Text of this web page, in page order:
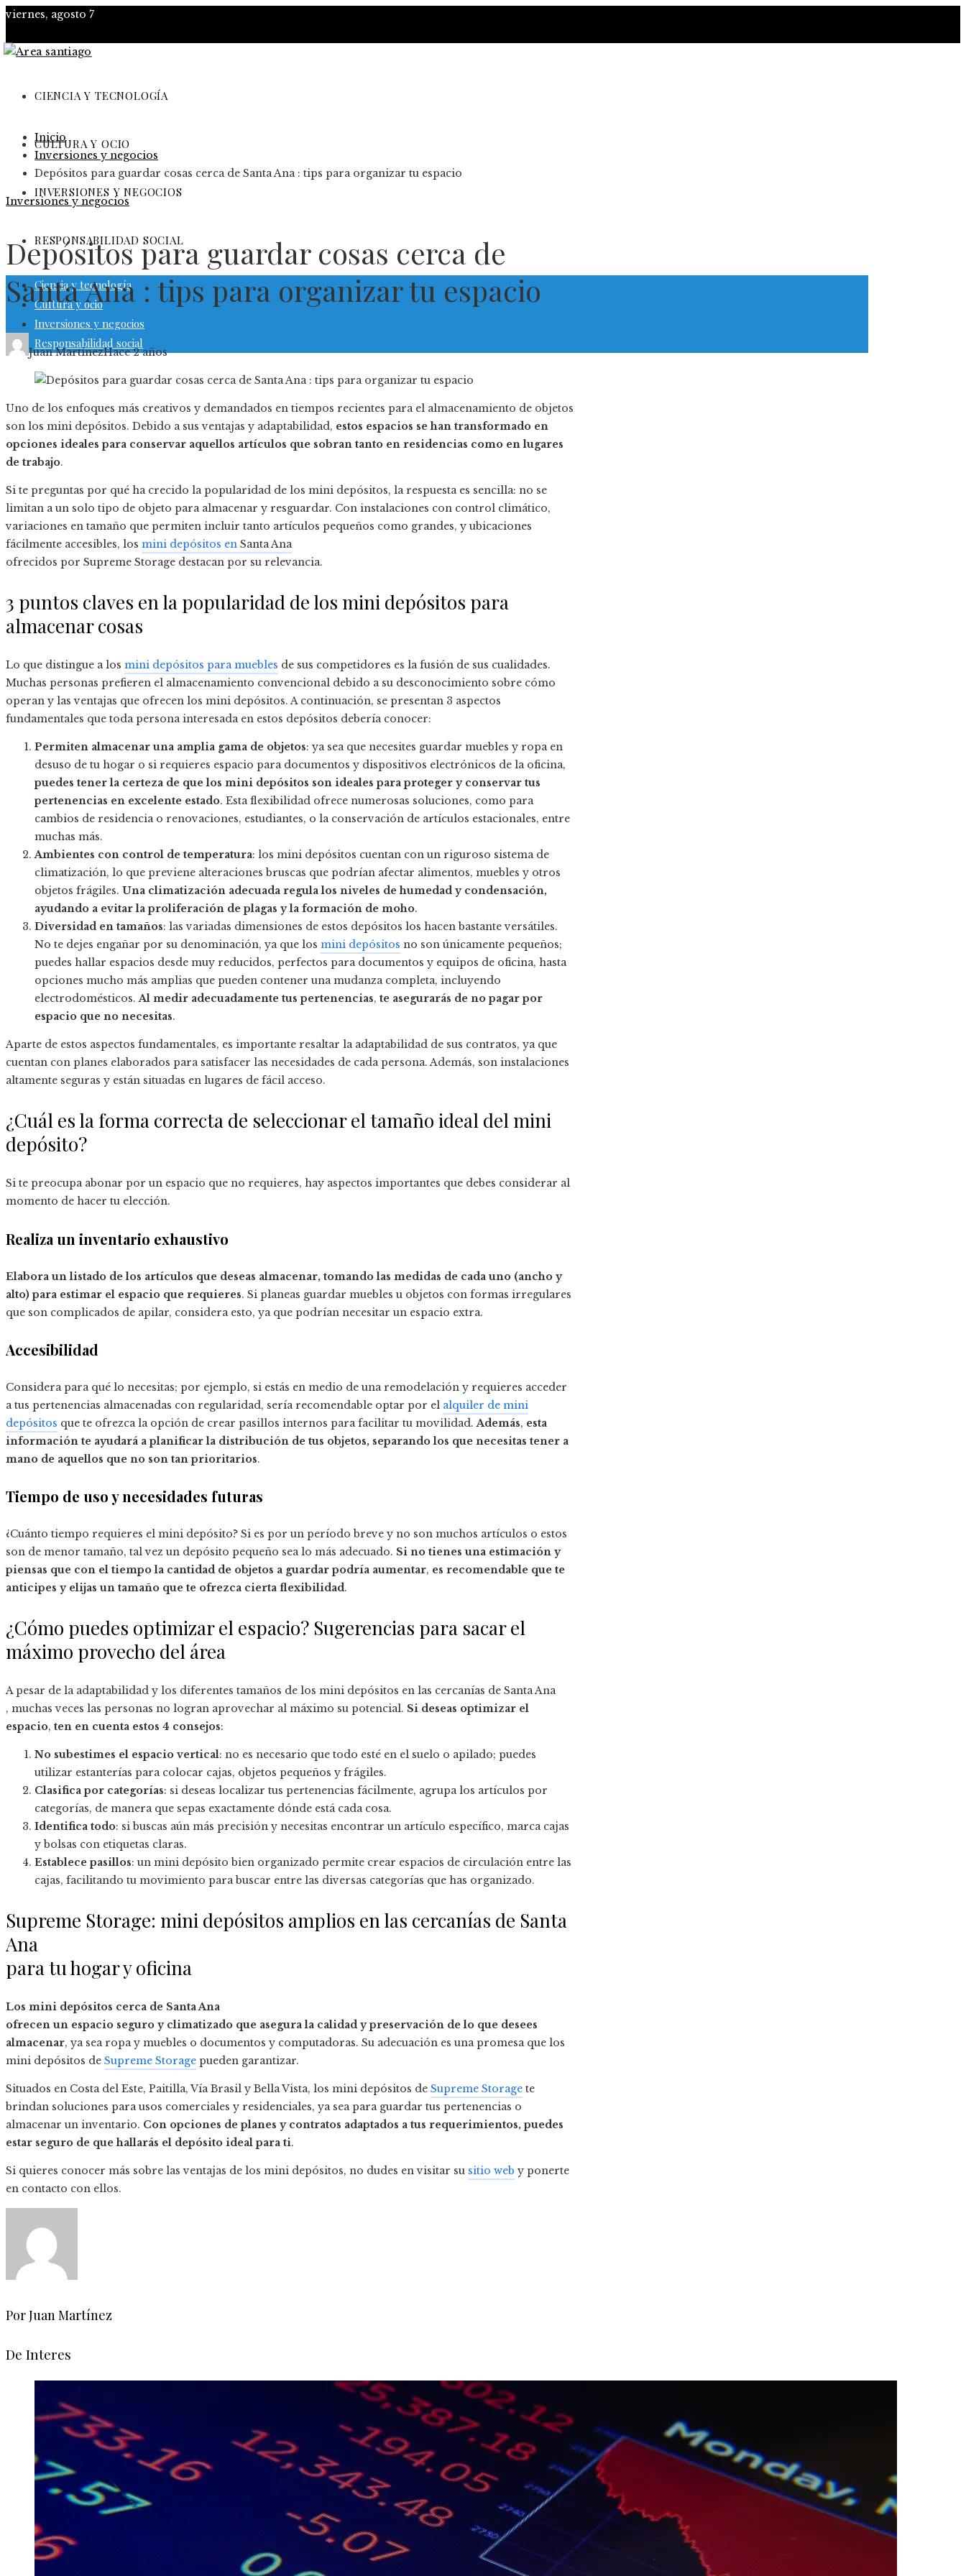
viernes, agosto 7
CIENCIA Y TECNOLOGÍA
CULTURA Y OCIO
INVERSIONES Y NEGOCIOS
RESPONSABILIDAD SOCIAL
Ciencia y tecnología
Cultura y ocio
Inversiones y negocios
Responsabilidad social
Inicio
Inversiones y negocios
Depósitos para guardar cosas cerca de Santa Ana : tips para organizar tu espacio
Inversiones y negocios
Depósitos para guardar cosas cerca de
Santa Ana : tips para organizar tu espacio
Juan MartínezHace 2 años
Uno de los enfoques más creativos y demandados en tiempos recientes para el almacenamiento de objetos
son los mini depósitos. Debido a sus ventajas y adaptabilidad, estos espacios se han transformado en
opciones ideales para conservar aquellos artículos que sobran tanto en residencias como en lugares
de trabajo.
Si te preguntas por qué ha crecido la popularidad de los mini depósitos, la respuesta es sencilla: no se
limitan a un solo tipo de objeto para almacenar y resguardar. Con instalaciones con control climático,
variaciones en tamaño que permiten incluir tanto artículos pequeños como grandes, y ubicaciones
fácilmente accesibles, los mini depósitos en Santa Ana
ofrecidos por Supreme Storage destacan por su relevancia.
3 puntos claves en la popularidad de los mini depósitos para
almacenar cosas
Lo que distingue a los mini depósitos para muebles de sus competidores es la fusión de sus cualidades.
Muchas personas prefieren el almacenamiento convencional debido a su desconocimiento sobre cómo
operan y las ventajas que ofrecen los mini depósitos. A continuación, se presentan 3 aspectos
fundamentales que toda persona interesada en estos depósitos debería conocer:
Permiten almacenar una amplia gama de objetos: ya sea que necesites guardar muebles y ropa en
desuso de tu hogar o si requieres espacio para documentos y dispositivos electrónicos de la oficina,
puedes tener la certeza de que los mini depósitos son ideales para proteger y conservar tus
pertenencias en excelente estado. Esta flexibilidad ofrece numerosas soluciones, como para
cambios de residencia o renovaciones, estudiantes, o la conservación de artículos estacionales, entre
muchas más.
Ambientes con control de temperatura: los mini depósitos cuentan con un riguroso sistema de
climatización, lo que previene alteraciones bruscas que podrían afectar alimentos, muebles y otros
objetos frágiles. Una climatización adecuada regula los niveles de humedad y condensación,
ayudando a evitar la proliferación de plagas y la formación de moho.
Diversidad en tamaños: las variadas dimensiones de estos depósitos los hacen bastante versátiles.
No te dejes engañar por su denominación, ya que los mini depósitos no son únicamente pequeños;
puedes hallar espacios desde muy reducidos, perfectos para documentos y equipos de oficina, hasta
opciones mucho más amplias que pueden contener una mudanza completa, incluyendo
electrodomésticos.Al medir adecuadamente tus pertenencias, te asegurarás de no pagar por
espacio que no necesitas.
Aparte de estos aspectos fundamentales, es importante resaltar la adaptabilidad de sus contratos, ya que
cuentan con planes elaborados para satisfacer las necesidades de cada persona. Además, son instalaciones
altamente seguras y están situadas en lugares de fácil acceso.
¿Cuál es la forma correcta de seleccionar el tamaño ideal del mini
depósito?
Si te preocupa abonar por un espacio que no requieres, hay aspectos importantes que debes considerar al
momento de hacer tu elección.
Realiza un inventario exhaustivo
Elabora un listado de los artículos que deseas almacenar, tomando las medidas de cada uno (ancho y
alto) para estimar el espacio que requieres. Si planeas guardar muebles u objetos con formas irregulares
que son complicados de apilar, considera esto, ya que podrían necesitar un espacio extra.
Accesibilidad
Considera para qué lo necesitas; por ejemplo, si estás en medio de una remodelación y requieres acceder
a tus pertenencias almacenadas con regularidad, sería recomendable optar por el alquiler de mini
depósitos que te ofrezca la opción de crear pasillos internos para facilitar tu movilidad.Además, esta
información te ayudará a planificar la distribución de tus objetos, separando los que necesitas tener a
mano de aquellos que no son tan prioritarios.
Tiempo de uso y necesidades futuras
¿Cuánto tiempo requieres el mini depósito? Si es por un período breve y no son muchos artículos o estos
son de menor tamaño, tal vez un depósito pequeño sea lo más adecuado. Si no tienes una estimación y
piensas que con el tiempo la cantidad de objetos a guardar podría aumentar, es recomendable que te
anticipes y elijas un tamaño que te ofrezca cierta flexibilidad.
¿Cómo puedes optimizar el espacio? Sugerencias para sacar el
máximo provecho del área
A pesar de la adaptabilidad y los diferentes tamaños de los mini depósitos en las cercanías de Santa Ana
, muchas veces las personas no logran aprovechar al máximo su potencial. Si deseas optimizar el
espacio, ten en cuenta estos 4 consejos:
No subestimes el espacio vertical: no es necesario que todo esté en el suelo o apilado; puedes
utilizar estanterías para colocar cajas, objetos pequeños y frágiles.
Clasifica por categorías: si deseas localizar tus pertenencias fácilmente, agrupa los artículos por
categorías, de manera que sepas exactamente dónde está cada cosa.
Identifica todo: si buscas aún más precisión y necesitas encontrar un artículo específico, marca cajas
y bolsas con etiquetas claras.
Establece pasillos: un mini depósito bien organizado permite crear espacios de circulación entre las
cajas, facilitando tu movimiento para buscar entre las diversas categorías que has organizado.
Supreme Storage: mini depósitos amplios en las cercanías de Santa
Ana
para tu hogar y oficina
Los mini depósitos cerca de Santa Ana
ofrecen un espacio seguro y climatizado que asegura la calidad y preservación de lo que desees
almacenar, ya sea ropa y muebles o documentos y computadoras. Su adecuación es una promesa que los
mini depósitos de Supreme Storage pueden garantizar.
Situados en Costa del Este, Paitilla, Vía Brasil y Bella Vista, los mini depósitos de Supreme Storage te
brindan soluciones para usos comerciales y residenciales, ya sea para guardar tus pertenencias o
almacenar un inventario. Con opciones de planes y contratos adaptados a tus requerimientos, puedes
estar seguro de que hallarás el depósito ideal para ti.
Si quieres conocer más sobre las ventajas de los mini depósitos, no dudes en visitar su sitio web y ponerte
en contacto con ellos.
Por Juan Martínez
De Interes